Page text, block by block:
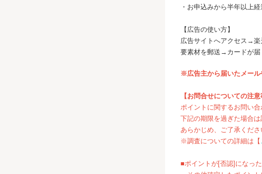
・お申込みから半年以上
【広告の使い方】
広告サイトへアクセス→
要素材を郵送→カードが届
※広告主から届いたメール
【お問合せについての注意
ポイントに関するお問い
下記の期限を過ぎた場合は
あらかじめ、ご了承くださ
※調査についての詳細は【
■ポイントが[否認]になっ